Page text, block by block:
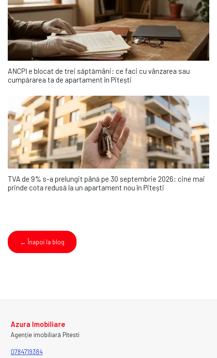
ANCPI e blocat de trei săptămâni: ce faci cu vânzarea sau
cumpărarea ta de apartament în Pitești
TVA de 9% s-a prelungit până pe 30 septembrie 2026: cine mai
prinde cota redusă la un apartament nou în Pitești
← Înapoi la blog
Azura Imobiliare
Agenție imobiliară Pitesti
0784719384